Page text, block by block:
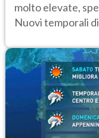
molto elevate,
Nuovi temporali